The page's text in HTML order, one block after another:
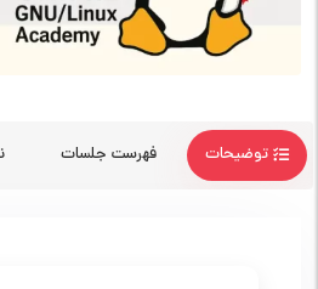
توضیحات فهرست جلسات